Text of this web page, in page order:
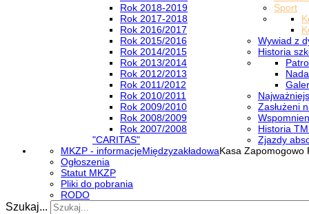
Rok 2018-2019
Rok 2017-2018
Rok 2016/2017
Rok 2015/2016
Rok 2014/2015
Rok 2013/2014
Rok 2012/2013
Rok 2011/2012
Rok 2010/2011
Rok 2009/2010
Rok 2008/2009
Rok 2007/2008
"CARITAS"
Sport
Wywiad z
Historia
Zasłużeni
Historia
Zjazdy
MiędzyzakładowaKasa Zapomogowo
MKZP - informacje
Ogłoszenia
Statut MKZP
Pliki do pobrania
RODO
Szukaj...